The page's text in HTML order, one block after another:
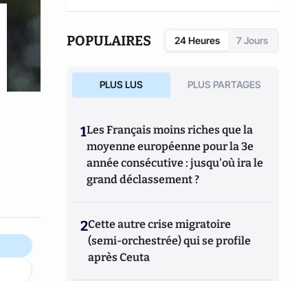
(1981-1984; 1988-1995).
POPULAIRES 24 Heures 7 Jours
PLUS LUS PLUS PARTAGES
1Les Français moins riches que la
moyenne européenne pour la 3e
année consécutive : jusqu'où ira le
grand déclassement ?
2Cette autre crise migratoire
(semi-orchestrée) qui se profile
après Ceuta